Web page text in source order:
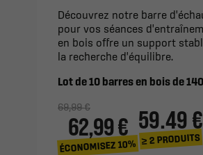
Découvrez notre barre
pour vos séances
en bois offre un support
la recherche d'équilibre.
Lot de 10 barres en bois de
69,99 €
62,99 €
ÉCONOMISEZ 10%
59.49 €
≥ 2 PRODUITS